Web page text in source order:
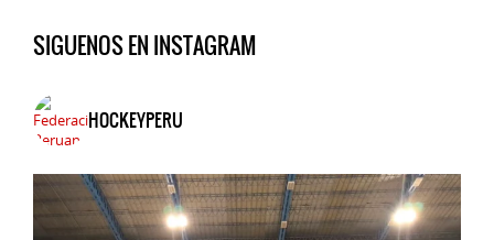
SIGUENOS EN INSTAGRAM
HOCKEYPERU